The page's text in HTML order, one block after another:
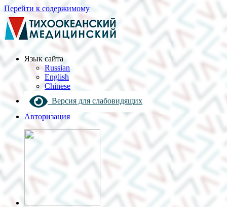
Перейти к содержимому
Язык cайта
Russian
English
Chinese
Версия для слабовидящих
Авторизация